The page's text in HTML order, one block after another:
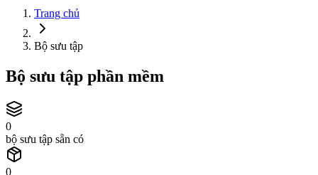
Trang chủ
Bộ sưu tập
Bộ sưu tập phần mềm
0
bộ sưu tập sẵn có
0